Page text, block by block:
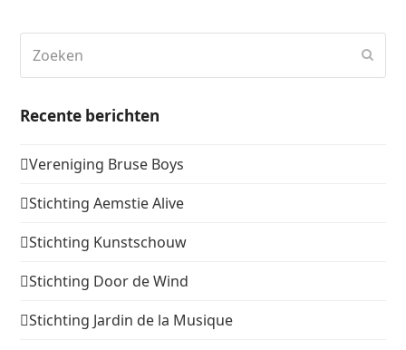
Recente berichten
Vereniging Bruse Boys
Stichting Aemstie Alive
Stichting Kunstschouw
Stichting Door de Wind
Stichting Jardin de la Musique